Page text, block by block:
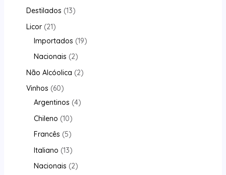
Destilados 13
Licor 21
Importados 19
Nacionais 2
Não Alcóolica 2
Vinhos 60
Argentinos 4
Chileno 10
Francês 5
Italiano 13
Nacionais 2